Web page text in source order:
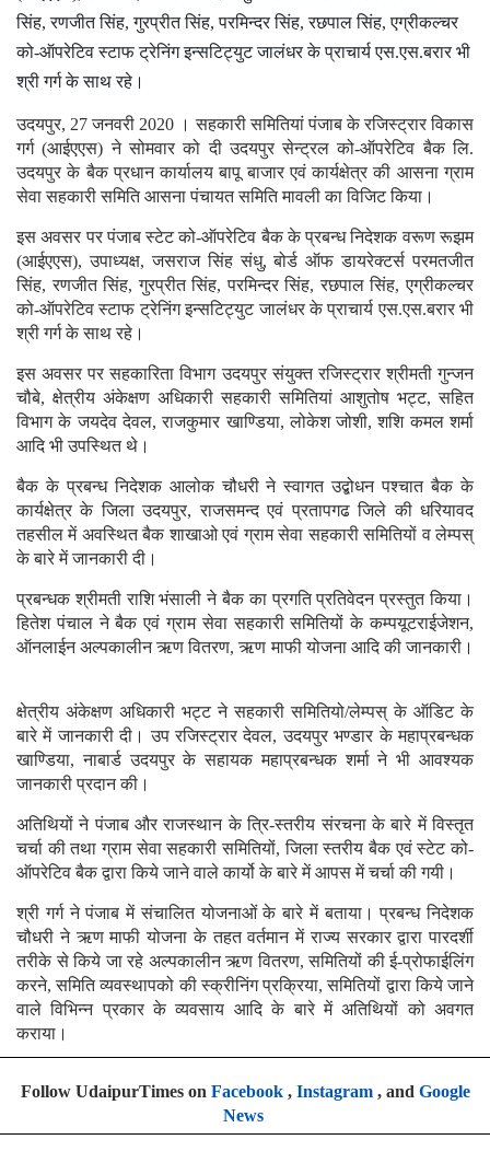
सिंह, रणजीत सिंह, गुरप्रीत सिंह, परमिन्दर सिंह, रछपाल सिंह, एग्रीकल्चर
को-ऑपरेटिव स्टाफ ट्रेनिंग इन्सटिट्युट जालंधर के प्राचार्य एस.एस.बरार भी
श्री गर्ग के साथ रहे।
उदयपुर, 27 जनवरी 2020 । सहकारी समितियां पंजाब के रजिस्ट्रार विकास
गर्ग (आईएएस) ने सोमवार को दी उदयपुर सेन्ट्रल को-ऑपरेटिव बैक लि.
उदयपुर के बैक प्रधान कार्यालय बापू बाजार एवं कार्यक्षेत्र की आसना ग्राम
सेवा सहकारी समिति आसना पंचायत समिति मावली का विजिट किया।
इस अवसर पर पंजाब स्टेट को-ऑपरेटिव बैक के प्रबन्ध निदेशक वरूण रूझम
(आईएएस), उपाध्यक्ष, जसराज सिंह संधु, बोर्ड ऑफ डायरेक्टर्स परमतजीत
सिंह, रणजीत सिंह, गुरप्रीत सिंह, परमिन्दर सिंह, रछपाल सिंह, एग्रीकल्चर
को-ऑपरेटिव स्टाफ ट्रेनिंग इन्सटिट्युट जालंधर के प्राचार्य एस.एस.बरार भी
श्री गर्ग के साथ रहे।
इस अवसर पर सहकारिता विभाग उदयपुर संयुक्त रजिस्ट्रार श्रीमती गुन्जन
चौबे, क्षेत्रीय अंकेक्षण अधिकारी सहकारी समितियां आशुतोष भट्ट, सहित
विभाग के जयदेव देवल, राजकुमार खाण्डिया, लोकेश जोशी, शशि कमल शर्मा
आदि भी उपस्थित थे।
बैक के प्रबन्ध निदेशक आलोक चौधरी ने स्वागत उद्बोधन पश्चात बैक के
कार्यक्षेत्र के जिला उदयपुर, राजसमन्द एवं प्रतापगढ जिले की धरियावद
तहसील में अवस्थित बैक शाखाओ एवं ग्राम सेवा सहकारी समितियों व लेम्पस्
के बारे में जानकारी दी।
प्रबन्धक श्रीमती राशि भंसाली ने बैक का प्रगति प्रतिवेदन प्रस्तुत किया।
हितेश पंचाल ने बैक एवं ग्राम सेवा सहकारी समितियों के कम्पयूटराईजेशन,
ऑनलाईन अल्पकालीन ऋण वितरण, ऋण माफी योजना आदि की जानकारी।
क्षेत्रीय अंकेक्षण अधिकारी भट्ट ने सहकारी समितियो/लेम्पस् के ऑडिट के
बारे में जानकारी दी। उप रजिस्ट्रार देवल, उदयपुर भण्डार के महाप्रबन्धक
खाण्डिया, नाबार्ड उदयपुर के सहायक महाप्रबन्धक शर्मा ने भी आवश्यक
जानकारी प्रदान की।
अतिथियों ने पंजाब और राजस्थान के त्रि-स्तरीय संरचना के बारे में विस्तृत
चर्चा की तथा ग्राम सेवा सहकारी समितियों, जिला स्तरीय बैक एवं स्टेट को-
ऑपरेटिव बैक द्वारा किये जाने वाले कार्यो के बारे में आपस में चर्चा की गयी।
श्री गर्ग ने पंजाब में संचालित योजनाओं के बारे में बताया। प्रबन्ध निदेशक
चौधरी ने ऋण माफी योजना के तहत वर्तमान में राज्य सरकार द्वारा पारदर्शी
तरीके से किये जा रहे अल्पकालीन ऋण वितरण, समितियों की ई-प्रोफाईलिंग
करने, समिति व्यवस्थापको की स्क्रीनिंग प्रक्रिया, समितियों द्वारा किये जाने
वाले विभिन्न प्रकार के व्यवसाय आदि के बारे में अतिथियों को अवगत
कराया।
Follow UdaipurTimes on Facebook, Instagram, and Google
News